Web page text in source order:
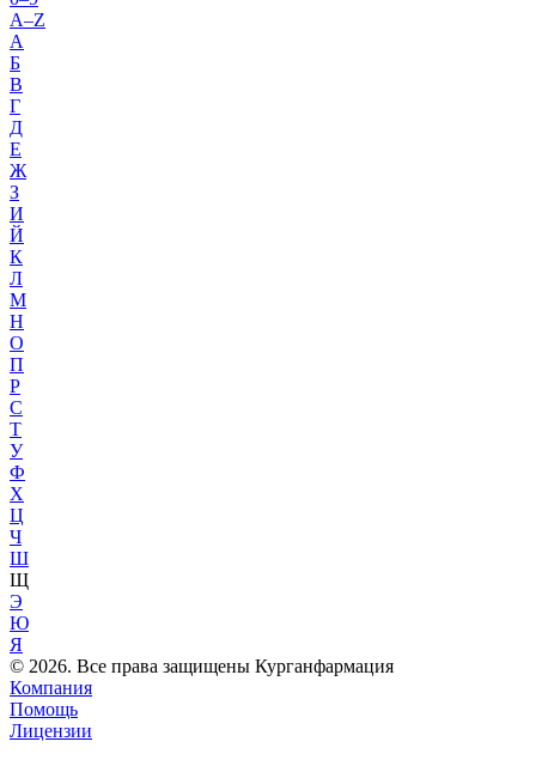
A–Z
А
Б
В
Г
Д
Е
Ж
З
И
Й
К
Л
М
Н
О
П
Р
С
Т
У
Ф
Х
Ц
Ч
Ш
Щ
Э
Ю
Я
© 2026. Все права защищены Курганфармация
Компания
Помощь
Лицензии